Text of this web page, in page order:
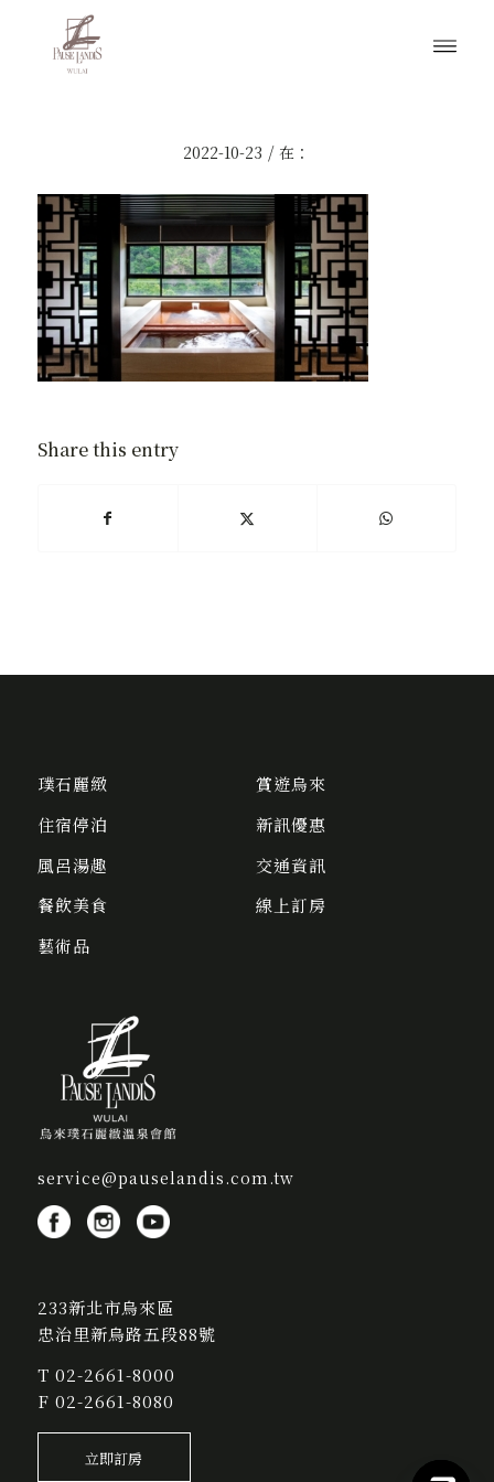
2022-10-23 / 在：
Share this entry
璞石麗緻
住宿停泊
風呂湯趣
餐飲美食
藝術品
賞遊烏來
新訊優惠
交通資訊
線上訂房
service@pauselandis.com.tw
233新北市烏來區
忠治里新烏路五段88號
T 02-2661-8000
F 02-2661-8080
立即訂房